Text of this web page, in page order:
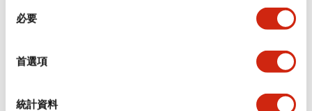
必要
首選項
統計資料
環境規範
功能規格
機械規格